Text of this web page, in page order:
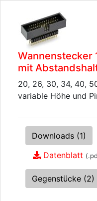
Wannenstecker
mit
20, 26, 30, 34, 40,
variable Höhe und
Downloads (1)
Datenblatt
Gegenstücke (2)